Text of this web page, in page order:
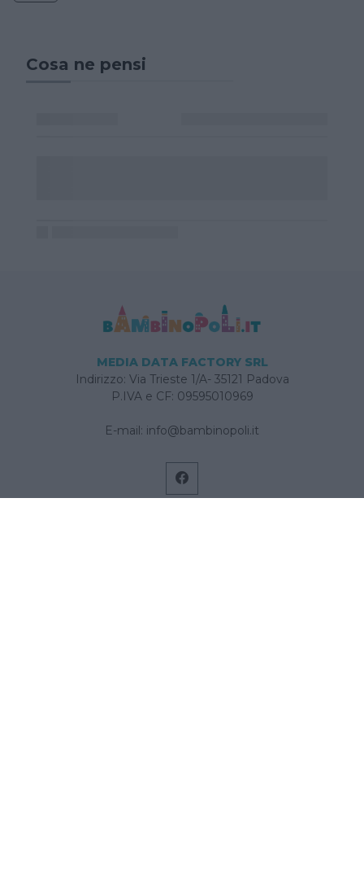
Cosa ne pensi
MEDIA DATA FACTORY SRL
Indirizzo: Via Trieste 1/A- 35121 Padova
P.IVA e CF: 09595010969
E-mail: info@bambinopoli.it